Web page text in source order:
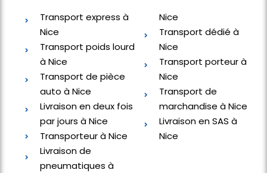
Transport express à
Nice
Transport poids lourd
à Nice
Transport de pièce
auto à Nice
Livraison en deux fois
par jours à Nice
Transporteur à Nice
Livraison de
pneumatiques à
Nice
Transport dédié à
Nice
Transport porteur à
Nice
Transport de
marchandise à Nice
Livraison en SAS à
Nice